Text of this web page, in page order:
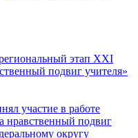
этап XXI
подвиг учителя»
участие в работе
нравственный подвиг
округу